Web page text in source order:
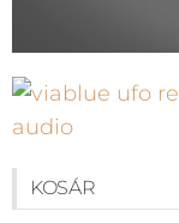
KOSÁR